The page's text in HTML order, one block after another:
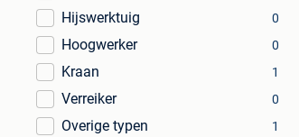
Hijswerktuig 0
Hoogwerker 0
Kraan 1
Verreiker 0
Overige typen 1